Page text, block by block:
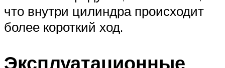
что внутри цилиндра происходит
более короткий ход.
Эксплуатационные